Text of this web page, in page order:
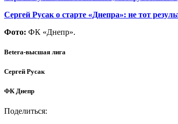
Сергей Русак о старте «Днепра»: не тот
Фото: ФК «Днепр».
Betera-высшая лига
Сергей Русак
ФК Днепр
Поделиться: